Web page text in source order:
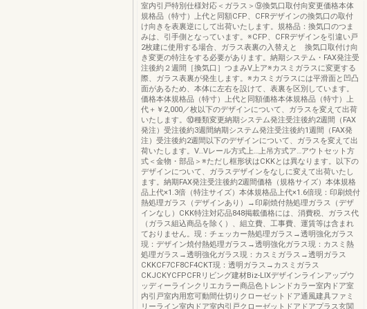
室内引戸特別仕様対応＜ガラス＞⑨換気口取付向変更価格本体
規格品（特寸）上代と同額CFP、CFRデザインの換気口の取付
け向きを表裏逆にして出荷いたします。規格品：換気口のつま
みは、引手側となっています。※CFP、CFRデザインを引違い戸
2枚建に使用する場合、ガラス表裏の入替えと 換気口取付け向
き変更の特注をする必要があります。納期システム・FAX発注受
注後約２週間［換気口］つまみV上ア※カスミガラスに変更する
際、ガラス表裏が発生します。※カスミガラスには平滑面と凹凸
面があるため、本体に左右を設けて、表裏を区別しています。
価格本体規格品（特寸）上代と同額価格本体規格品（特寸）上
代＋￥2,000／枚以下のデザインについて、ガラスを変えて出荷
いたします。⑩種類変更納期システム発注受注後約2週間（FAX
発注）受注後約3週間納期システム発注受注後約1週間（FAX発
注）受注後約2週間以下のデザインについて、ガラスを変えて出
荷いたします。V…Vレール方式上…上吊方式ア…アウトセット方
式＜金物・部品＞※ただし框形状はCKKとは異なります。以下の
デザインについて、ガラスデザインをなしに変えて出荷いたし
ます。納期FAX発注受注後約2週間価格（規格サイズ）本体規格
品上代×1.3倍（特注サイズ）本体規格品上代×1.6倍現：印刷焼付
熱処理ガラス（デザインあり）→印刷焼付熱処理ガラス（デザ
インなし）CKK特注対応品848掲載価格には、消費税、ガラス代
（ガラス組込商品を除く）、組立費、工事費、運賃等は含まれ
ておりません。現：チェッカー熱処理ガラス→透明強化ガラス
現：デザイン焼付熱処理ガラス→透明強化ガラス現：カスミ熱
処理ガラス→透明強化ガラス現：カスミガラス→透明ガラス
CKKCF7CF8CF4CKT現：透明ガラス→カスミガラス
CKJCKYCFPCFRリビング建材Biz-LIXデザインラインアップウ
ッディーラインクリエカラー商品色トレンドカラー室内ドア室
内引戸室内用窓可動間仕切りクローゼットドア通風建具ファミ
リーライン室内ドア室内引戸クローゼットドアドアプラス玄関